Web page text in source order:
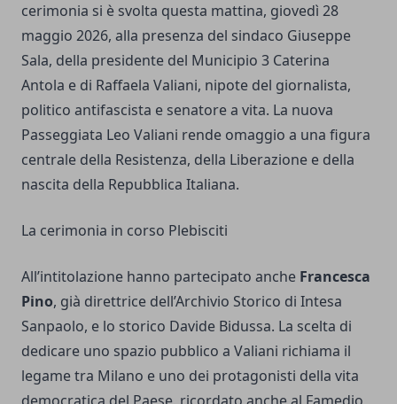
cerimonia si è svolta questa mattina, giovedì 28
maggio 2026, alla presenza del sindaco Giuseppe
Sala, della presidente del Municipio 3 Caterina
Antola e di Raffaela Valiani, nipote del giornalista,
politico antifascista e senatore a vita. La nuova
Passeggiata Leo Valiani rende omaggio a una figura
centrale della Resistenza, della Liberazione e della
nascita della Repubblica Italiana.
La cerimonia in corso Plebisciti
All’intitolazione hanno partecipato anche Francesca
Pino, già direttrice dell’Archivio Storico di Intesa
Sanpaolo, e lo storico Davide Bidussa. La scelta di
dedicare uno spazio pubblico a Valiani richiama il
legame tra Milano e uno dei protagonisti della vita